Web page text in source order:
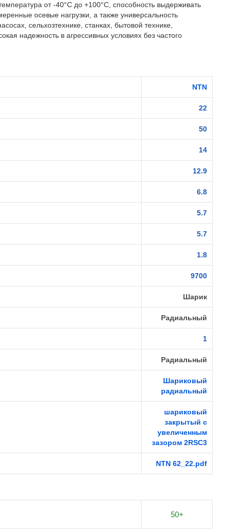
от -40°C до +100°C, способность выдерживать
осевые нагрузки, а также универсальность
сельхозтехнике, станках, бытовой технике,
надежность в агрессивных условиях без частого
NTN
22
50
14
12.9
6.8
5.7
5.7
1.8
9700
Шарик
Радиальный
1
Радиальный
Шариковый
радиальный
шариковый
закрытый с
увеличенным
зазором 2RSС3
NTN 62_22.pdf
50+